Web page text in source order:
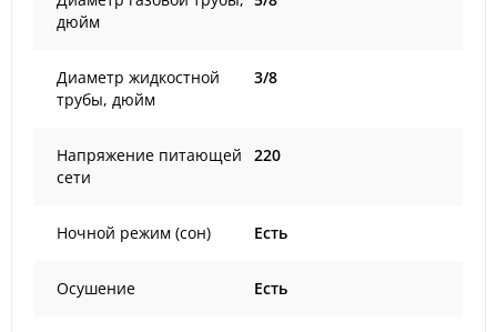
дюйм
Диаметр жидкостной
трубы, дюйм
3/8
Напряжение питающей
сети
220
Ночной режим (сон) Есть
Осушение Есть